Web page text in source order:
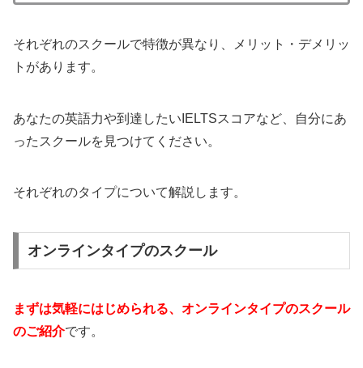
それぞれのスクールで特徴が異なり、メリット・デメリッ
トがあります。
あなたの英語力や到達したいIELTSスコアなど、自分にあ
ったスクールを見つけてください。
それぞれのタイプについて解説します。
オンラインタイプのスクール
まずは気軽にはじめられる、オンラインタイプのスクール
のご紹介です。